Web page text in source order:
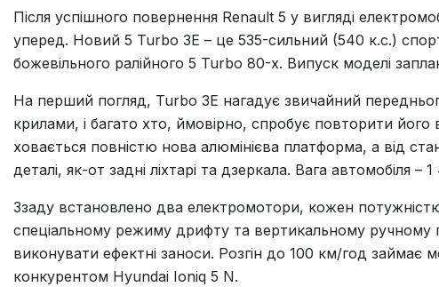
Після успішного повернення Renault 5 у вигляді
уперед. Новий 5 Turbo 3E – це 535-сильний (540 к.с.)
божевільного ралійного 5 Turbo 80-х. Випуск моделі
На перший погляд, Turbo 3E нагадує звичайний
крилами, і багато хто, ймовірно, спробує повторити
ховається повністю нова алюмінієва платформа, а від
деталі, як-от задні ліхтарі та дзеркала. Вага автомобіля
Ззаду встановлено два електромотори, кожен
спеціальному режиму дрифту та вертикальному ручному
виконувати ефектні заноси. Розгін до 100 км/год
конкурентом Hyundai Ioniq 5 N.